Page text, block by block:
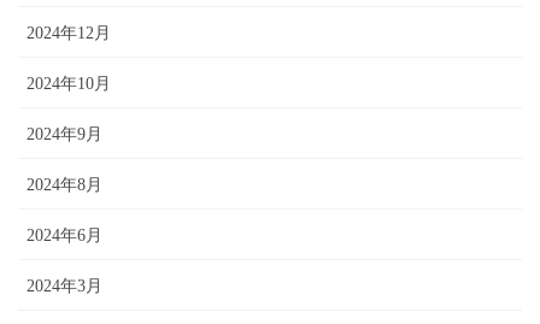
2024年12月
2024年10月
2024年9月
2024年8月
2024年6月
2024年3月